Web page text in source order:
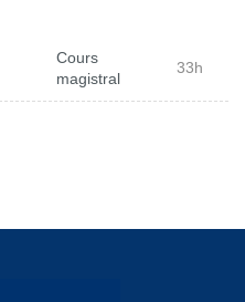
Cours
magistral
33h